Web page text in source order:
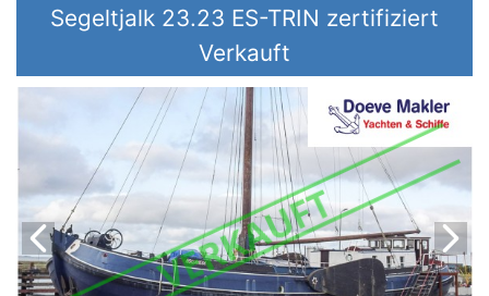
Länge (m)
Preis (€)
Segeltjalk 23.23 ES-TRIN zertifiziert
Verkauft